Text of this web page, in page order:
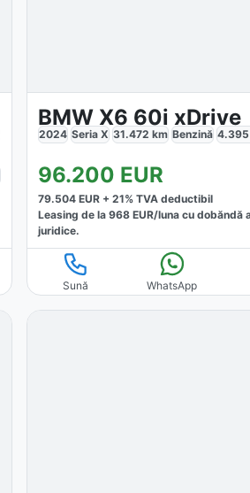
BMW X6 60i xDrive
2024 Seria X 31.472 km Benzină 4.395
96.200 EUR
79.504 EUR +21% TVA deductibil
Leasing de la968 EUR/luna cu dobăndă
juridice.
Sună WhatsApp